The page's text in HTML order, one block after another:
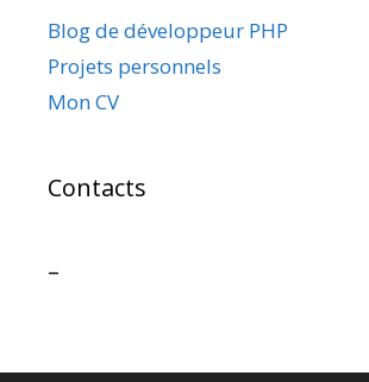
Blog de développeur PHP
Projets personnels
Mon CV
Contacts
–